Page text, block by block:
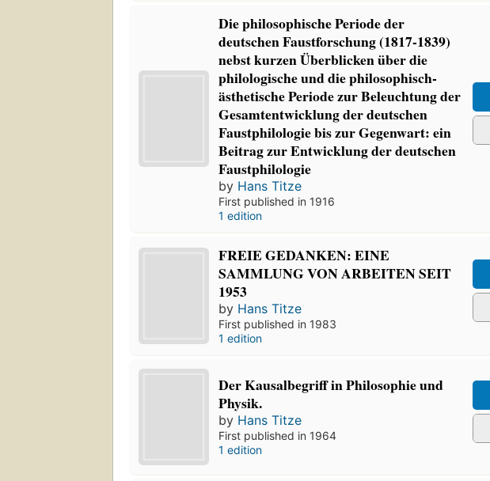
Die philosophische Periode der
deutschen Faustforschung (1817-1839)
nebst kurzen Überblicken über die
philologische und die philosophisch-
ästhetische Periode zur Beleuchtung der
Gesamtentwicklung der deutschen
Faustphilologie bis zur Gegenwart: ein
Beitrag zur Entwicklung der deutschen
Faustphilologie
by Hans Titze
First published in 1916
1 edition
FREIE GEDANKEN: EINE
SAMMLUNG VON ARBEITEN SEIT
1953
by Hans Titze
First published in 1983
1 edition
Der Kausalbegriff in Philosophie und
Physik.
by Hans Titze
First published in 1964
1 edition